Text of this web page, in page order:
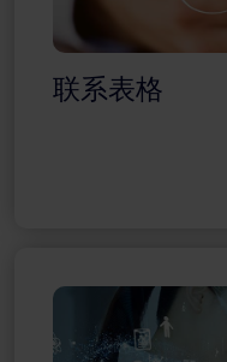
联系表格